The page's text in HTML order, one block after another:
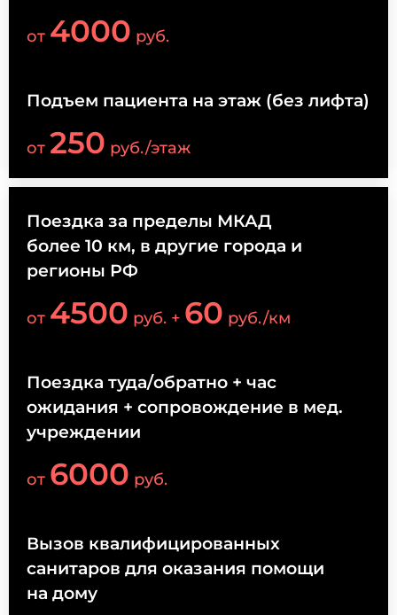
от 4000 руб.
Подъем пациента на этаж (без лифта)
от 250 руб./этаж
Поездка за пределы МКАД
более 10 км, в другие города и
регионы РФ
от 4500 руб. + 60 руб./км
Поездка туда/обратно + час
ожидания + сопровождение в мед.
учреждении
от 6000 руб.
Вызов квалифицированных
санитаров для оказания помощи
на дому